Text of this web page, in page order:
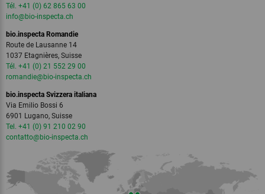
Tél. +41 (0) 62 865 63 00
info@bio-inspecta.ch
bio.inspecta Romandie
Route de Lausanne 14
1037 Etagnières, Suisse
Tél. +41 (0) 21 552 29 00
romandie@bio-inspecta.ch
bio.inspecta Svizzera italiana
Via Emilio Bossi 6
6901 Lugano, Suisse
Tel. +41 (0) 91 210 02 90
contatto@bio-inspecta.ch